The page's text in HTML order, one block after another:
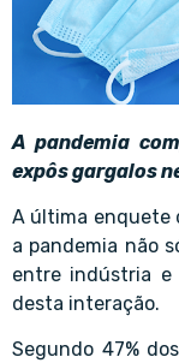
A pandemia
expôs gargalos
A última enquete
a pandemia não
entre indústria e
desta interação.
Segundo 47%